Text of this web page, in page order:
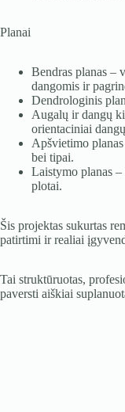
Planai
Bendras planas –
dangomis ir
Dendrologinis
Augalų ir dangų
orientaciniai
Apšvietimo
bei tipai.
Laistymo planas
plotai.
Šis projektas sukurtas
patirtimi ir realiai
Tai struktūruotas,
paversti aiškiai